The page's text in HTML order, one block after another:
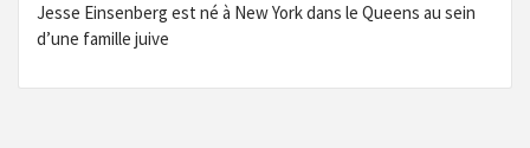
Jesse Einsenberg est né à New York dans le Queens au sein
d’une famille juive